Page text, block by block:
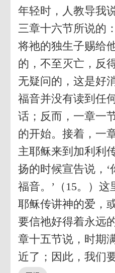
年轻时，人教导我
三章十六节所说的
将祂的独生子赐给
的，不至灭亡，反
无疑问的，这是好
福音并没有读到任
话；反而，一章一
的开始。接着，一
主耶稣来到加利利
扬的时候宣告说，
福音。’（15。）
耶稣传讲神的爱，
要信祂好得着永远
章十五节说，时期
近了；因此，我们